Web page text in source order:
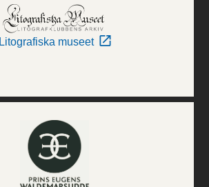
Litografiska museet